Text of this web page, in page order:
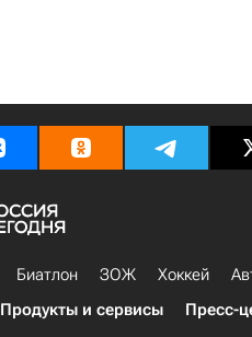
Биатлон ЗОЖ Хоккей
Продукты и сервисы Пресс-